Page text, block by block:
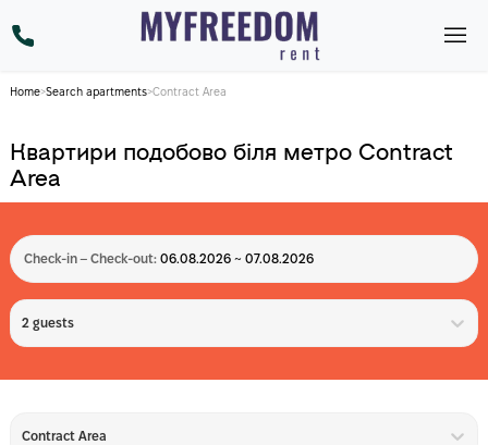
Home>Search apartments>Contract Area
Квартири подобово біля метро Contract
Area
Check-in – Check-out: 06.08.2026 ~ 07.08.2026
2 guests
Contract Area